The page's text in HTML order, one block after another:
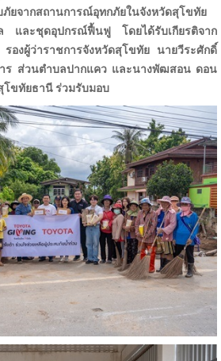
ภัยจากสถานการณ์อุทกภัยในจังหวัดสุโขทัย
ล และชุดอุปกรณ์ฟื้นฟู โดยได้รับเกียรติจาก
รองผู้ว่าราชการจังหวัดสุโขทัย นายวีระศักดิ์
ร ส่วนตำบลปากแคว และนางพัฒสอน ดอน
โขทัยธานี ร่วมรับมอบ